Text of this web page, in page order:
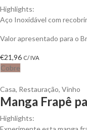
Highlights:
Aço Inoxidável com
Valor apresentado para o
€21,96 C/ IVA
Cobre
Casa, Restauração, Vinho
Manga Frapê
Highlights: